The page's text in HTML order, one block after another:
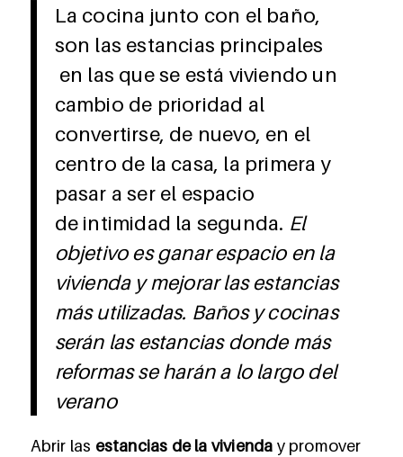
La cocina junto con el baño,
son las estancias principales
en las que se está viviendo un
cambio de prioridad al
convertirse, de nuevo, en el
centro de la casa, la primera y
pasar a ser el espacio
de intimidad la segunda. El
objetivo es ganar espacio en la
vivienda y mejorar las estancias
más utilizadas. Baños y cocinas
serán las estancias donde más
reformas se harán a lo largo del
verano
Abrir las estancias de la vivienda y promover